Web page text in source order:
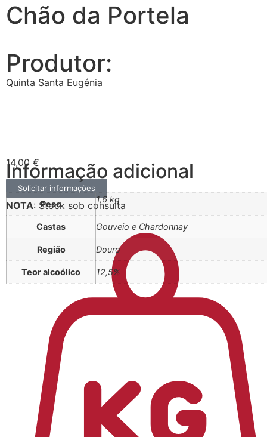
Chão da Portela
Produtor:
Quinta Santa Eugénia
14,00 €
Solicitar informações
NOTA: Stock sob consulta
Informação adicional
Peso 1,6 kg
Castas Gouveio e Chardonnay
Região Douro
Teor alcoólico 12,5%